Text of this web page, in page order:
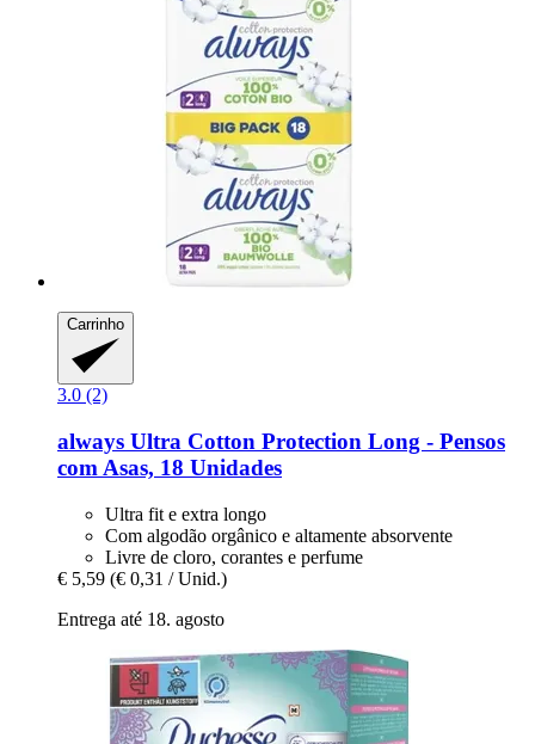
Carrinho
3.0 (2)
always Ultra Cotton Protection Long -​ Pensos
com Asas, 18 Unidades
Ultra fit e extra longo
Com algodão orgânico e altamente absorvente
Livre de cloro, corantes e perfume
€ 5,59 (€ 0,31 / Unid.)
Entrega até 18. agosto